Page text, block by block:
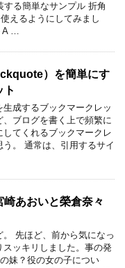
する簡単なサンプル 折角
えるようにしてみまし
A …
）を簡単にす
ト
成するブックマークレッ
、ブログを書く上で頻繁に
てくれるブックマークレ
。 通常は、引用するサイ
崎あおいと榮倉奈々
先ほど、前から気になっ
ッキリしました。事の発
妹？役の女の子につい